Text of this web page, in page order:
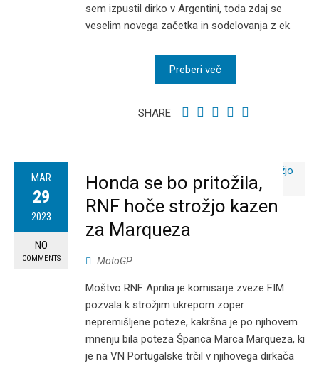
sem izpustil dirko v Argentini, toda zdaj se
veselim novega začetka in sodelovanja z ek
Preberi več
SHARE
MAR
29
2023
NO
COMMENTS
Honda se bo pritožila,
RNF hoče strožjo kazen
za Marqueza
MotoGP
Moštvo RNF Aprilia je komisarje zveze FIM
pozvala k strožjim ukrepom zoper
nepremišljene poteze, kakršna je po njihovem
mnenju bila poteza Španca Marca Marqueza, ki
je na VN Portugalske trčil v njihovega dirkača